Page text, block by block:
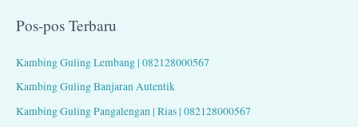
i
u
Pos-pos Terbaru
Kambing Guling Lembang | 082128000567
Kambing Guling Banjaran Autentik
Kambing Guling Pangalengan | Rias | 082128000567